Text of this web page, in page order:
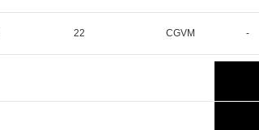
22 CGVM -